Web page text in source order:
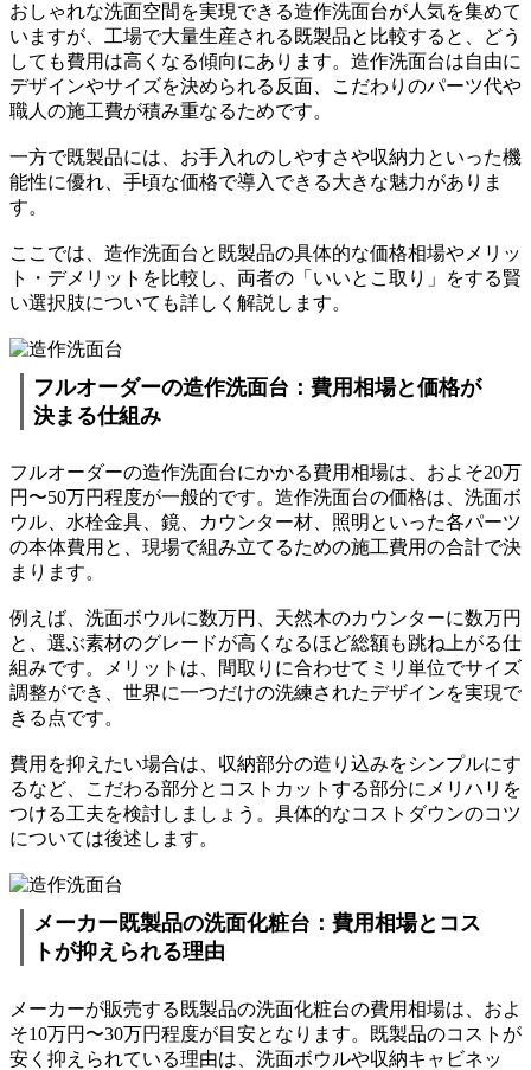
おしゃれな洗面空間を実現できる造作洗面台が人気を集めて
いますが、工場で大量生産される既製品と比較すると、どう
しても費用は高くなる傾向にあります。造作洗面台は自由に
デザインやサイズを決められる反面、こだわりのパーツ代や
職人の施工費が積み重なるためです。
一方で既製品には、お手入れのしやすさや収納力といった機
能性に優れ、手頃な価格で導入できる大きな魅力がありま
す。
ここでは、造作洗面台と既製品の具体的な価格相場やメリッ
ト・デメリットを比較し、両者の「いいとこ取り」をする賢
い選択肢についても詳しく解説します。
フルオーダーの造作洗面台：費用相場と価格が
決まる仕組み
フルオーダーの造作洗面台にかかる費用相場は、およそ20万
円〜50万円程度が一般的です。造作洗面台の価格は、洗面ボ
ウル、水栓金具、鏡、カウンター材、照明といった各パーツ
の本体費用と、現場で組み立てるための施工費用の合計で決
まります。
例えば、洗面ボウルに数万円、天然木のカウンターに数万円
と、選ぶ素材のグレードが高くなるほど総額も跳ね上がる仕
組みです。メリットは、間取りに合わせてミリ単位でサイズ
調整ができ、世界に一つだけの洗練されたデザインを実現で
きる点です。
費用を抑えたい場合は、収納部分の造り込みをシンプルにす
るなど、こだわる部分とコストカットする部分にメリハリを
つける工夫を検討しましょう。具体的なコストダウンのコツ
については後述します。
メーカー既製品の洗面化粧台：費用相場とコス
トが抑えられる理由
メーカーが販売する既製品の洗面化粧台の費用相場は、およ
そ10万円〜30万円程度が目安となります。既製品のコストが
安く抑えられている理由は、洗面ボウルや収納キャビネッ